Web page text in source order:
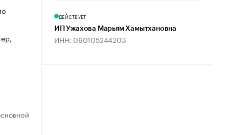
ДЕЙСТВУЕТ
ИП Ужахова Марьям Хамытхановна
ИНН: 060105244203